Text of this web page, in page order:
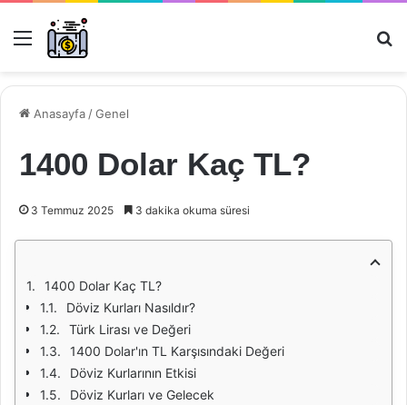
Menü
Anasayfa /Genel
1400 Dolar Kaç TL?
3 Temmuz 2025 3 dakika okuma süresi
1400 Dolar Kaç TL?
Döviz Kurları Nasıldır?
Türk Lirası ve Değeri
1400 Dolar'ın TL Karşısındaki Değeri
Döviz Kurlarının Etkisi
Döviz Kurları ve Gelecek